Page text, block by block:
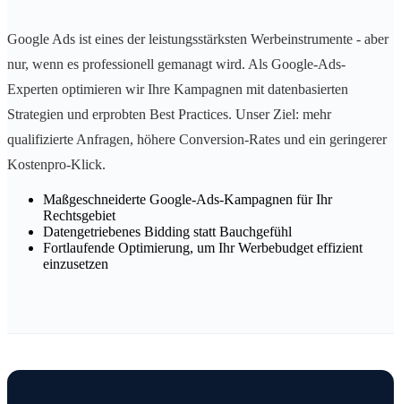
Google Ads ist eines der leistungsstärksten Werbeinstrumente - aber
nur, wenn es professionell gemanagt wird. Als Google-Ads-
Experten optimieren wir Ihre Kampagnen mit datenbasierten
Strategien und erprobten Best Practices. Unser Ziel: mehr
qualifizierte Anfragen, höhere Conversion-Rates und ein geringerer
Kostenpro-Klick.
Maßgeschneiderte Google-Ads-Kampagnen für Ihr
Rechtsgebiet
Datengetriebenes Bidding statt Bauchgefühl
Fortlaufende Optimierung, um Ihr Werbebudget effizient
einzusetzen